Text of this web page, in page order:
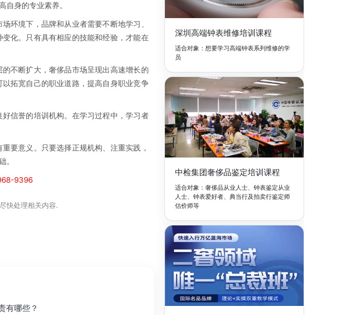
身的专业素养。
环境下，品牌和从业者需要不断地学习、
化。只有具有相应的技能和经验，才能在
不断扩大，奢侈品市场呈现出高速增长的
拓宽自己的职业道路，提高自身职业竞争
信誉的培训机构。在学习过程中，学习者
要意义。只要选择正规机构、注重实践，
。
9396
快处理相关内容.
有哪些？
深圳高端钟表维修培训课程
适合对象：想要学习高端钟表系列维修的学
员
中检集团奢侈品鉴定培训课程
适合对象：奢侈品从业人士、钟表鉴定从业
人士、钟表爱好者、典当行及拍卖行鉴定师
估价师等